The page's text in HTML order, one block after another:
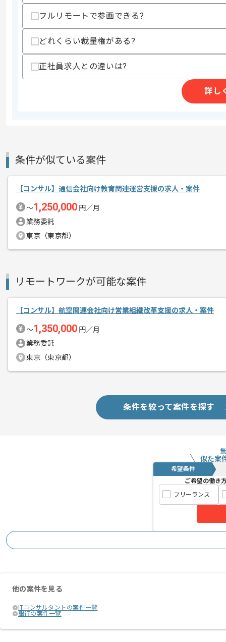
その他募集要項
作業開始日
レバテックでの実績がある企業の案件
新しいアイディアや技術を積極的に導入
経験豊富なエンジニアと成長が出来る
スキルアップされたい方、長期的に参
フルリモートで参画できる?
どれくらい裁量権がある?
正社員求人との違いは?
詳し
条件が似ている案件
【コンサル】通信会社向け教育関連運営支援の求人・案件
〜1,250,000 円／月
業務委託
東京（東京都）
リモートワークが可能な案件
【コンサル】航空関連会社向け営業組織改革支援の求人・案件
〜1,350,000 円／月
業務委託
東京（東京都）
条件を絞って案件を探す
似た案
希望条件
ご希望の働き
フリーランス
他の案件を見る
ITコンサルタントの案件一覧
銀行の案件一覧